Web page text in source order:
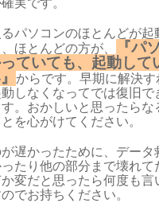
実です。
パソコンのほとんどが起
ほとんどの方が、
『パ
ていても、起動して
からです。早期に解決
しなくなってでは復旧で
。おかしいと思ったらな
を心がけてください。
遅かったために、データ
たり他の部分まで壊れて
変だと思ったら何度も言
でお持ちください。